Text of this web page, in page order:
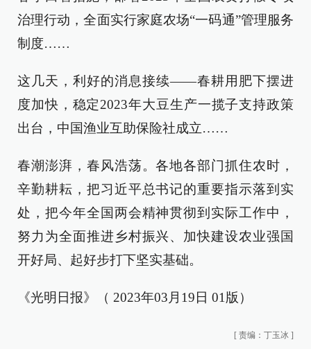
治理行动，全面实行家庭农场“一码通”管理服务
制度……
这几天，利好的消息接续——春耕用肥下摆进
度加快，稳定2023年大豆生产一揽子支持政策
出台，中国渔业互助保险社成立……
春潮澎湃，春风浩荡。各地各部门抓住农时，
辛勤耕耘，把习近平总书记的重要指示落到实
处，把今年全国两会精神贯彻到实际工作中，
努力为全面推进乡村振兴、加快建设农业强国
开好局、起好步打下坚实基础。
《光明日报》（ 2023年03月19日 01版）
[ 责编：丁玉冰 ]